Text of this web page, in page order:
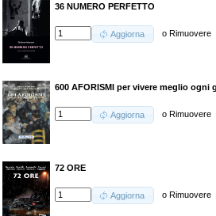
36 NUMERO PERFETTO
Aggiorna oRimuovere
600 AFORISMI per vivere meglio ogni
Aggiorna oRimuovere
72 ORE
Aggiorna oRimuovere